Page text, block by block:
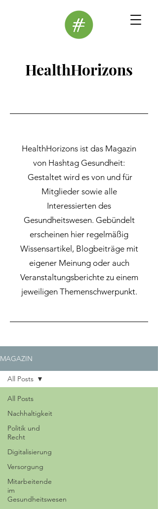
HealthHorizons
HealthHorizons ist das Magazin
von Hashtag Gesundheit:
Gestaltet wird es von und für
Mitglieder sowie alle
Interessierten des
Gesundheitswesen. Gebündelt
erscheinen hier regelmäßig
Wissensartikel, Blogbeiträge mit
eigener Meinung oder auch
Veranstaltungsberichte zu einem
jeweiligen Themenschwerpunkt.
MAGAZIN
All Posts
Nachhaltigkeit
Politik und
Recht
Digitalisierung
Versorgung
Mitarbeitende
im
Gesundheitswesen
All Posts